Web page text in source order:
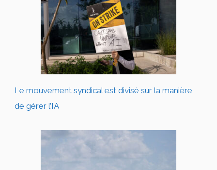
Le mouvement syndical est divisé sur la manière
de gérer l’IA